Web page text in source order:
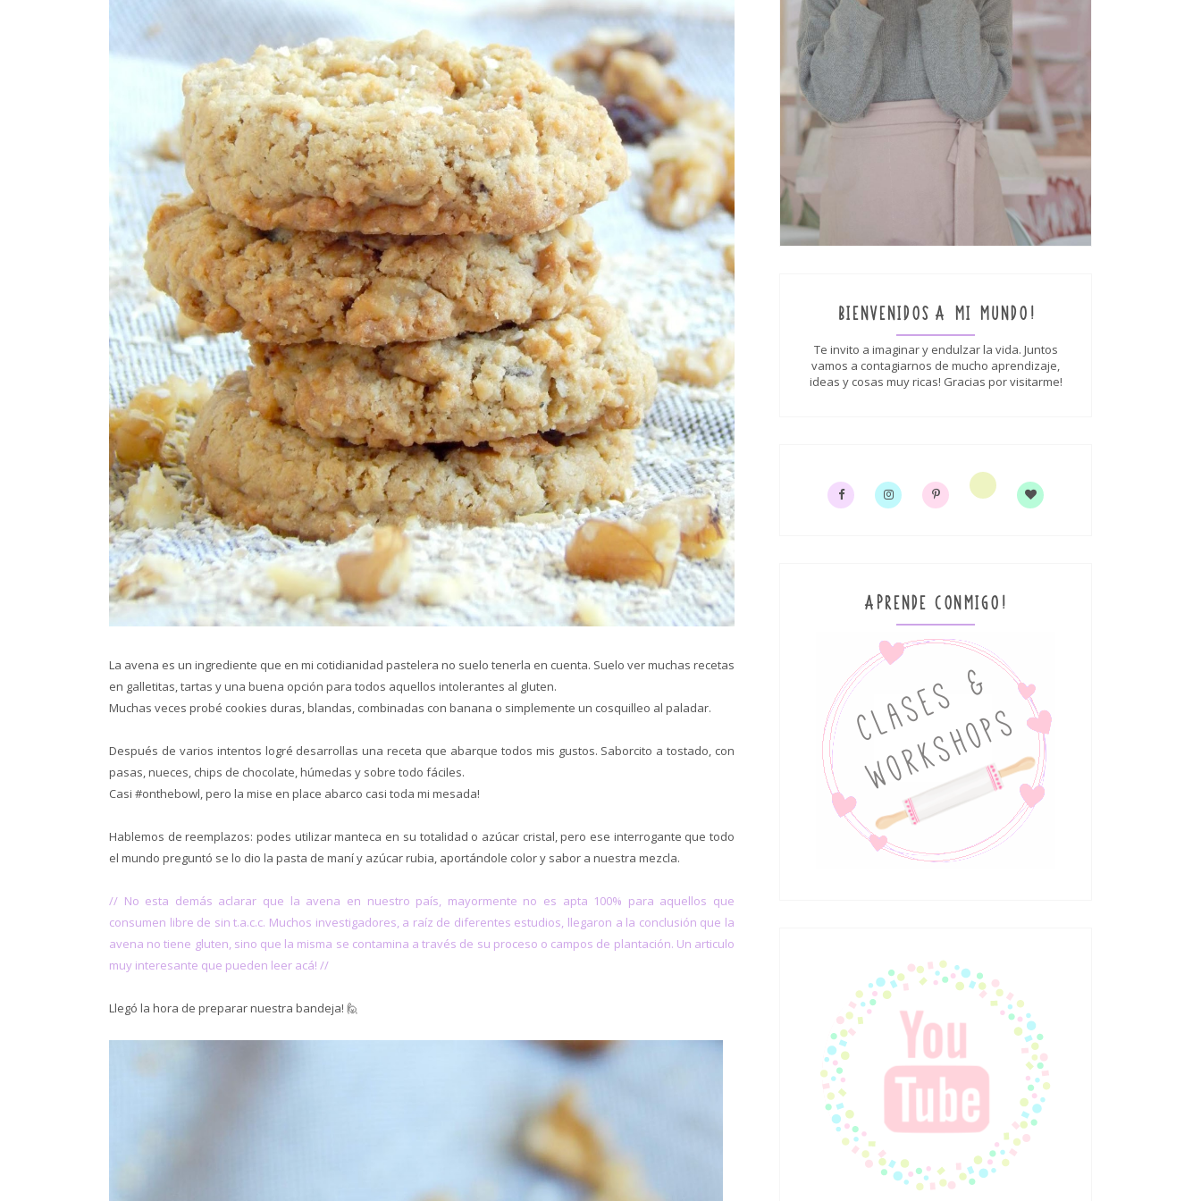
La avena es un ingrediente que en mi cotidianidad pastelera no suelo tenerla en cuenta. Suelo ver muchas recetas
en galletitas, tartas y una buena opción para todos aquellos intolerantes al gluten.
Muchas veces probé cookies duras, blandas, combinadas con banana o simplemente un cosquilleo al paladar.
Después de varios intentos logré desarrollas una receta que abarque todos mis gustos. Saborcito a tostado, con
pasas, nueces, chips de chocolate, húmedas y sobre todo fáciles.
Casi #onthebowl, pero la mise en place abarco casi toda mi mesada!
Hablemos de reemplazos: podes utilizar manteca en su totalidad o azúcar cristal, pero ese interrogante que todo
el mundo preguntó se lo dio la pasta de maní y azúcar rubia, aportándole color y sabor a nuestra mezcla.
// No esta demás aclarar que la avena en nuestro país, mayormente no es apta 100% para aquellos que
consumen libre de sin t.a.c.c. Muchos investigadores, a raíz de diferentes estudios, llegaron a la conclusión que la
avena no tiene gluten, sino que la misma se contamina a través de su proceso o campos de plantación. Un articulo
muy interesante que pueden leer acá! //
Llegó la hora de preparar nuestra bandeja! 🙋
BIENVENIDOS A MI MUNDO!
Te invito a imaginar y endulzar la vida. Juntos
vamos a contagiarnos de mucho aprendizaje,
ideas y cosas muy ricas! Gracias por visitarme!
APRENDE CONMIGO!